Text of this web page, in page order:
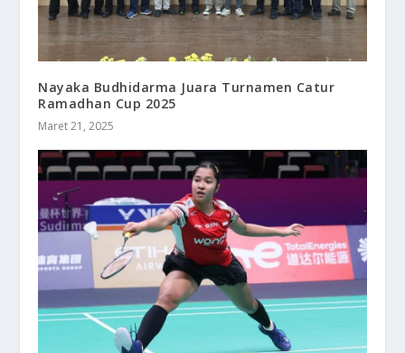
Nayaka Budhidarma Juara Turnamen Catur
Ramadhan Cup 2025
Maret 21, 2025